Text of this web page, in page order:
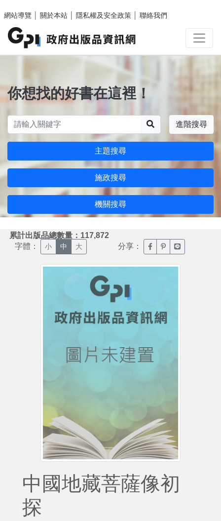
網站導覽
關於本站 隱私權及安全政策 聯絡我們
你想找的好書在這裡！
進階搜尋
主題搜尋
施政搜尋
機關搜尋
累計出版品總數量：117,872
字體： 小 中 大 分享： 臉書分享(另開新視窗)
噗浪分享(另開新
Line分享(另
中國地藏菩薩像初
探